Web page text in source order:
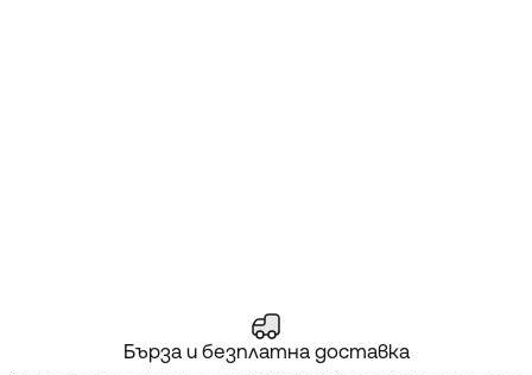
Бърза и безплатна доставка